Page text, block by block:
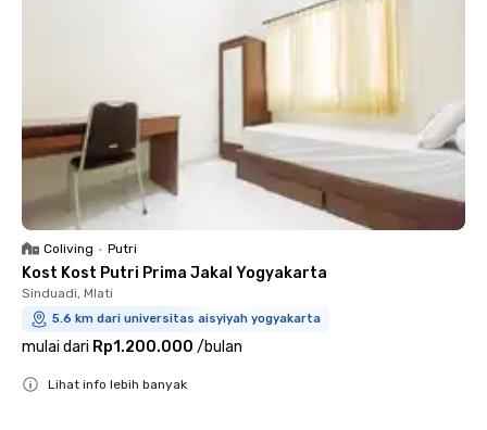
Coliving • Putri
Kost Kost Putri Prima Jakal Yogyakarta
Sinduadi, Mlati
5.6 km dari universitas aisyiyah yogyakarta
mulai dari Rp1.200.000 /bulan
Lihat info lebih banyak